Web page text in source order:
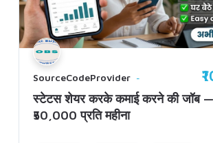
SourceCodeProvider
स्टेटस शेयर करके कमाई करने की जॉब
₹50,000 प्रति महीना